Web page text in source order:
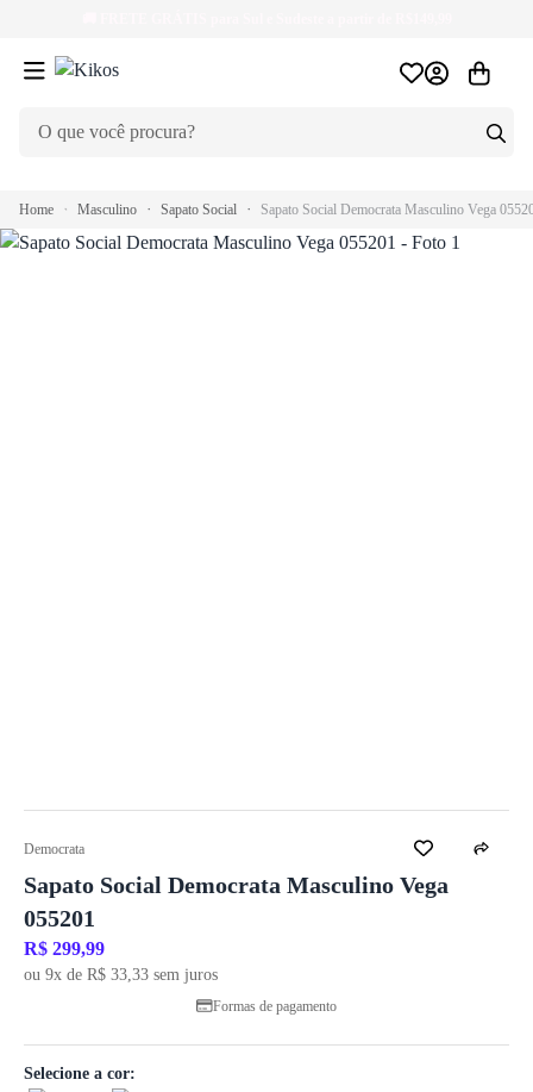
Home Masculino Sapato Social Sapato Social Democrata Masculino Vega
1/ 6
Democrata
Sapato Social Democrata Masculino Vega
055201
R$ 299,99
ou 9x de R$ 33,33 sem juros
Formas de pagamento
Selecione a cor: